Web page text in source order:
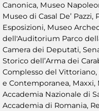
Canonica, Museo
Museo di Casal De’
Esposizioni, Museo
dell'Auditorium Parco
Camera dei Deputati,
Storico dell’Arma dei
Complesso del Vittoriano,
e Contemporanea,
Accademia Nazionale di
Accademia di Romania,